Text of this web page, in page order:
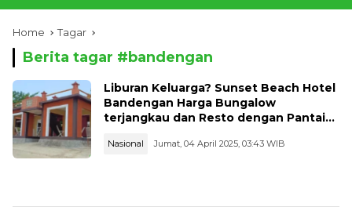
Home Tagar
Berita tagar #bandengan
Liburan Keluarga? Sunset Beach Hotel
Bandengan Harga Bungalow
terjangkau dan Resto dengan Pantai
Nasional Jumat, 04 April 2025, 03:43 WIB